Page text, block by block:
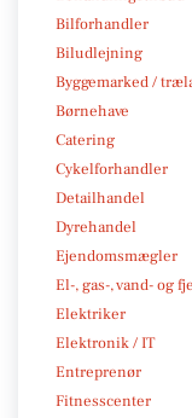
Bilforhandler
Biludlejning
Byggemarked /
Børnehave
Catering
Cykelforhandler
Detailhandel
Dyrehandel
Ejendomsmægler
El-, gas-, vand- og
Elektriker
Elektronik / IT
Entreprenør
Fitnesscenter